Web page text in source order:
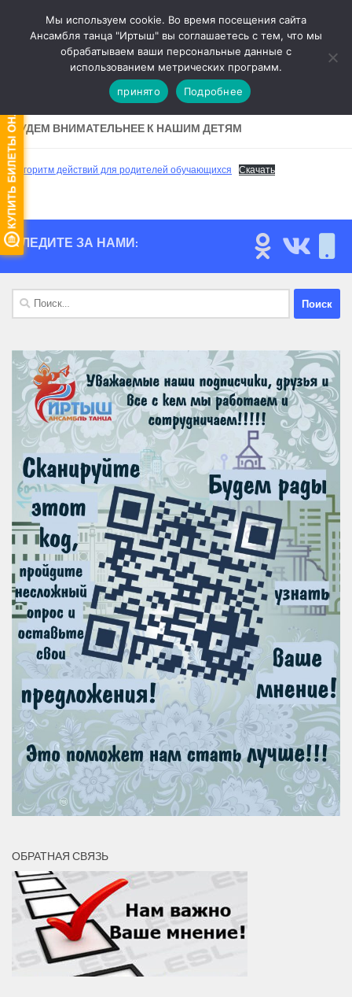
Перейти к содержимому
Версия для слабовидящих
БУДЕМ ВНИМАТЕЛЬНЕЕ К НАШИМ ДЕТЯМ
Алгоритм действий для родителей обучающихся Скачать
СЛЕДИТЕ ЗА НАМИ:
Найти:
ОБРАТНАЯ СВЯЗЬ
Мы используем cookie. Во время посещения сайта
Ансамбля танца "Иртыш" вы соглашаетесь с тем, что мы
обрабатываем ваши персональные данные с
использованием метрических программ.
принято
Подробнее